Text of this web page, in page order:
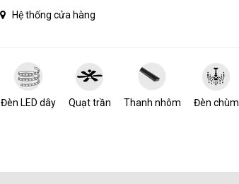
Hệ thống cửa hàng
Đèn LED dây Quạt trần Thanh nhôm Đèn chùm